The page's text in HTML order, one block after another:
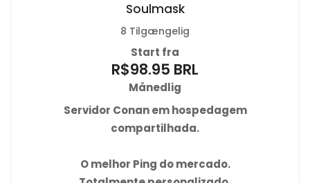
Soulmask
8 Tilgængelig
Start fra
R$98.95 BRL
Månedlig
Servidor Conan em hospedagem
compartilhada.
Omelhor Ping do mercado.